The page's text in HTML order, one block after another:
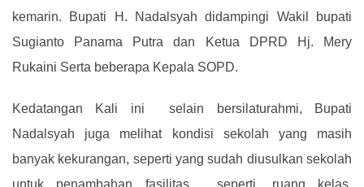
kemarin. Bupati H. Nadalsyah didampingi Wakil bupati
Sugianto Panama Putra dan Ketua DPRD Hj. Mery
Rukaini Serta beberapa Kepala SOPD.
Kedatangan Kali ini selain bersilaturahmi, Bupati
Nadalsyah juga melihat kondisi sekolah yang masih
banyak kekurangan, seperti yang sudah diusulkan sekolah
untuk penambahan fasilitas, seperti, ruang kelas,